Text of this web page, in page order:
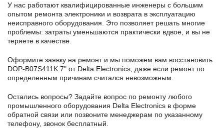
У нас работают квалифицированные инженеры с большим
опытом ремонта электроники и возврата в эксплуатацию
неисправного оборудования. Это позволяет решать многие
проблемы: затраты уменьшаются практически вдвое, и вы не
теряете в качестве.
Оформите заявку на ремонт и мы поможем вам восстановить
DOP-B07S411K 7" от Delta Electronics, даже если ремонт по
определенным причинам считался невозможным.
Остались вопросы? Задайте вопрос по ремонту любого
промышленного оборудования Delta Electronics в формe
обратной связи или позвоните менеджерам по указанному
телефону, звонок бесплатный.